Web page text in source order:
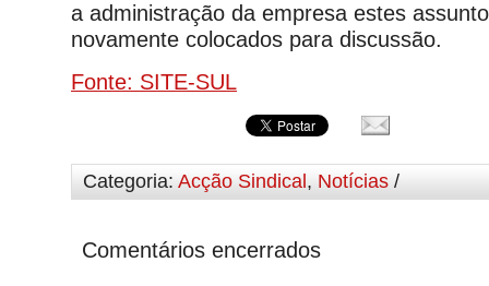
a administração da empresa estes
novamente colocados para discussão.
Fonte: SITE-SUL
Categoria: Acção Sindical , Notícias /
Comentários encerrados